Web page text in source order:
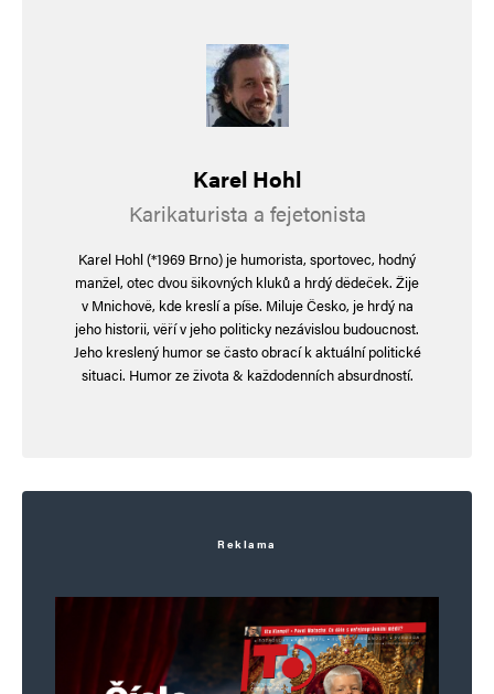
Karel Hohl
Karikaturista a fejetonista
Karel Hohl (*1969 Brno) je humorista, sportovec, hodný
manžel, otec dvou šikovných kluků a hrdý dědeček. Žije
v Mnichově, kde kreslí a píše. Miluje Česko, je hrdý na
jeho historii, věří v jeho politicky nezávislou budoucnost.
Jeho kreslený humor se často obrací k aktuální politické
situaci. Humor ze života & každodenních absurdností.
Reklama